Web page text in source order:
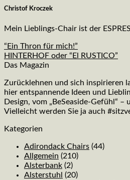
Christof Kroczek
Mein Lieblings-Chair ist der
“Ein Thron für mich!”
HINTERHOF oder “El RUSTICO”
Das Magazin
Zurücklehnen und sich inspirieren
hier entspannende Ideen und
Design, vom „BeSeaside-Gefühl“ –
Vielleicht werden Sie ja auch
Kategorien
Adirondack Chairs (44)
Allgemein (210)
Alsterbank (2)
Alsterstuhl (20)